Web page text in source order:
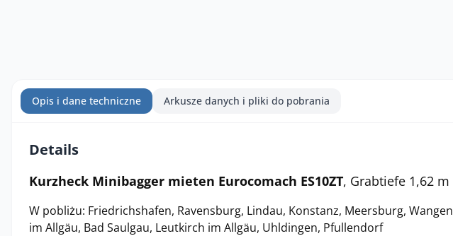
Opis i dane techniczne Arkusze danych i pliki do pobrania
Details
Kurzheck Minibagger mieten Eurocomach ES10ZT, Grabtiefe 1,62 m
W pobliżu: Friedrichshafen, Ravensburg, Lindau, Konstanz, Meersburg, Wangen
im Allgäu, Bad Saulgau, Leutkirch im Allgäu, Uhldingen, Pfullendorf